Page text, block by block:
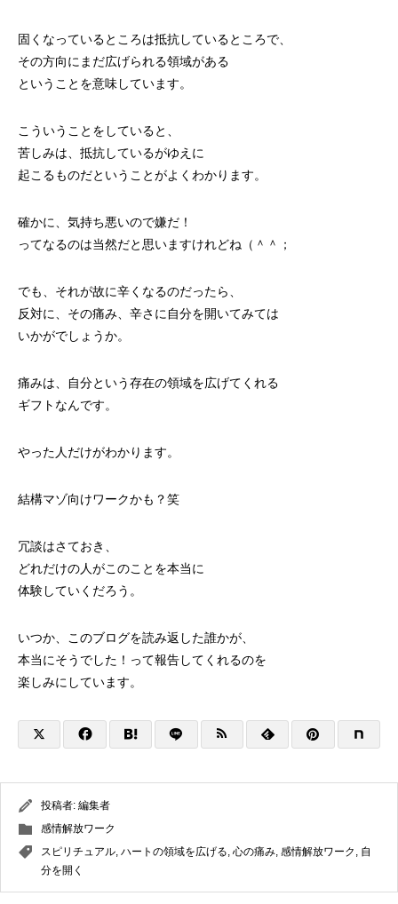
固くなっているところは抵抗しているところで、
その方向にまだ広げられる領域がある
ということを意味しています。
こういうことをしていると、
苦しみは、抵抗しているがゆえに
起こるものだということがよくわかります。
確かに、気持ち悪いので嫌だ！
ってなるのは当然だと思いますけれどね（＾＾；
でも、それが故に辛くなるのだったら、
反対に、その痛み、辛さに自分を開いてみては
いかがでしょうか。
痛みは、自分という存在の領域を広げてくれる
ギフトなんです。
やった人だけがわかります。
結構マゾ向けワークかも？笑
冗談はさておき、
どれだけの人がこのことを本当に
体験していくだろう。
いつか、このブログを読み返した誰かが、
本当にそうでした！って報告してくれるのを
楽しみにしています。
投稿者: 編集者
感情解放ワーク
スピリチュアル, ハートの領域を広げる, 心の痛み, 感情解放ワーク , 自
分を開く